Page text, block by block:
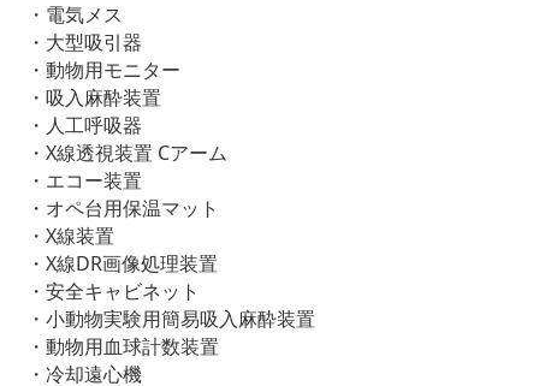
・電気メス
・大型吸引器
・動物用モニター
・吸入麻酔装置
・人工呼吸器
・X線透視装置 Cアーム
・エコー装置
・オペ台用保温マット
・X線装置
・X線DR画像処理装置
・安全キャビネット
・小動物実験用簡易吸入麻酔装置
・動物用血球計数装置
・冷却遠心機